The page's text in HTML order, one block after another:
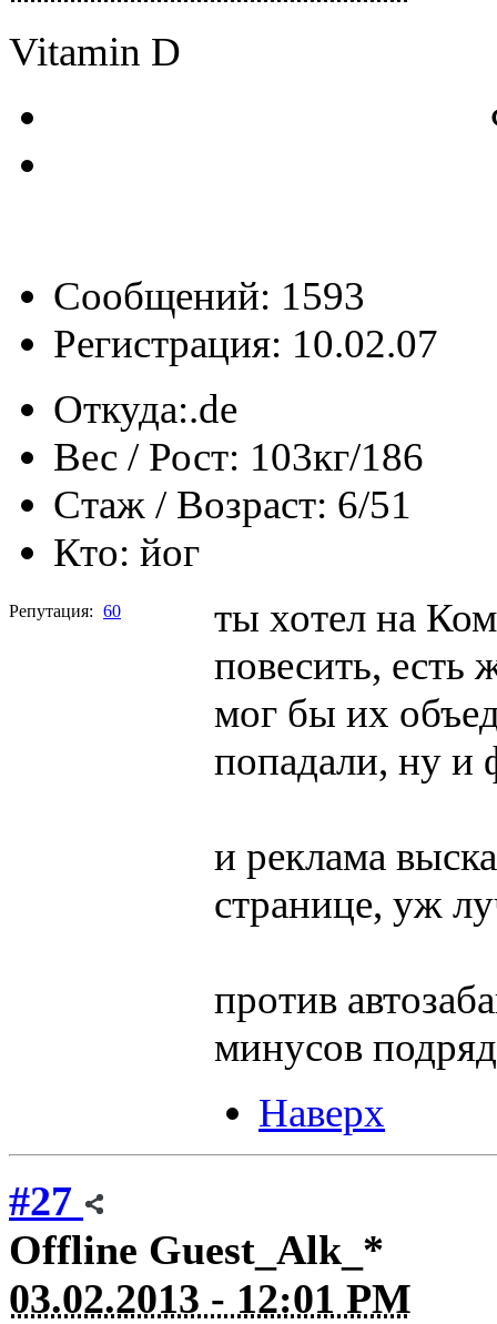
Vitamin D
Сообщений: 1593
Регистрация: 10.02.07
Откуда:.de
Вес / Рост: 103кг/186
Стаж / Возраст: 6/51
Кто: йог
Репутация: 60
ты хотел на
повесить, есть
мог бы их
попадали, ну и
и реклама
странице, уж
против
минусов
Наверх
#27
Offline Guest_Alk_*
03.02.2013 - 12:01 PM